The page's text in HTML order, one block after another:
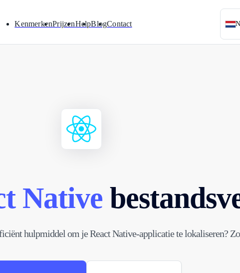
KenmerkenPrijzenHelpBlogContact
Native
hulpmiddel om je React Native-applicatie te lokaliseren?